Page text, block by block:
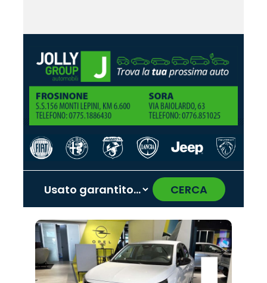
CERCA
Promo
Mazda
Promo
Lancia
Promo
Omoda
Promo
Peugeot
Promo
Fiat
Promo
Alfa
Romeo
Promo
Jaecoo
Promo
Opel
Promo
Hyundai
Promo
Seat
Promo
Land
Rover
Promo
Cupra
Promo
Abarth
Promo
Citroën
Promo
Jeep
‹ ›